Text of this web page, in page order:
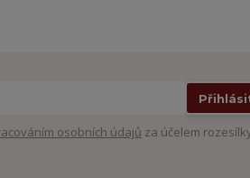
osobních údajů za účelem